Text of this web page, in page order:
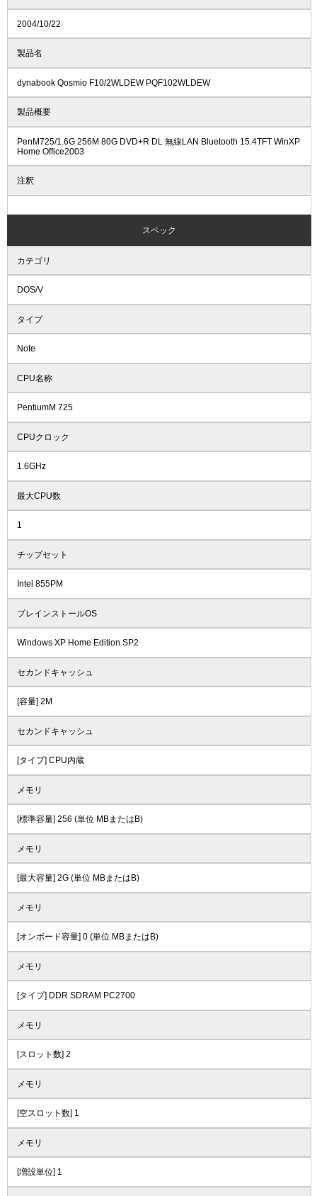
2004/10/22
製品名
dynabook Qosmio F10/2WLDEW PQF102WLDEW
製品概要
PenM725/1.6G 256M 80G DVD+R DL 無線LAN Bluetooth 15.4TFT WinXP
Home Office2003
注釈
スペック
カテゴリ
DOS/V
タイプ
Note
CPU名称
PentiumM 725
CPUクロック
1.6GHz
最大CPU数
1
チップセット
Intel 855PM
プレインストールOS
Windows XP Home Edition SP2
セカンドキャッシュ
[容量] 2M
セカンドキャッシュ
[タイプ] CPU内蔵
メモリ
[標準容量] 256 (単位 MBまたはB)
メモリ
[最大容量] 2G (単位 MBまたはB)
メモリ
[オンボード容量] 0 (単位 MBまたはB)
メモリ
[タイプ] DDR SDRAM PC2700
メモリ
[スロット数] 2
メモリ
[空スロット数] 1
メモリ
[増設単位] 1